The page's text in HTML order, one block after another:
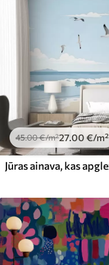
45.00€/m²27.00 €/m²